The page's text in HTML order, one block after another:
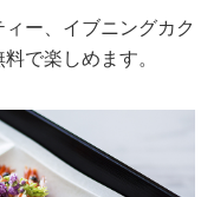
ー、イブニングカク
で楽しめます。